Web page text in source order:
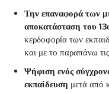
Την επαναφορά των
αποκατάσταση του
κερδοφορία των
και με το παραπάνω
Ψήφιση ενός
εκπαίδευση μετά από